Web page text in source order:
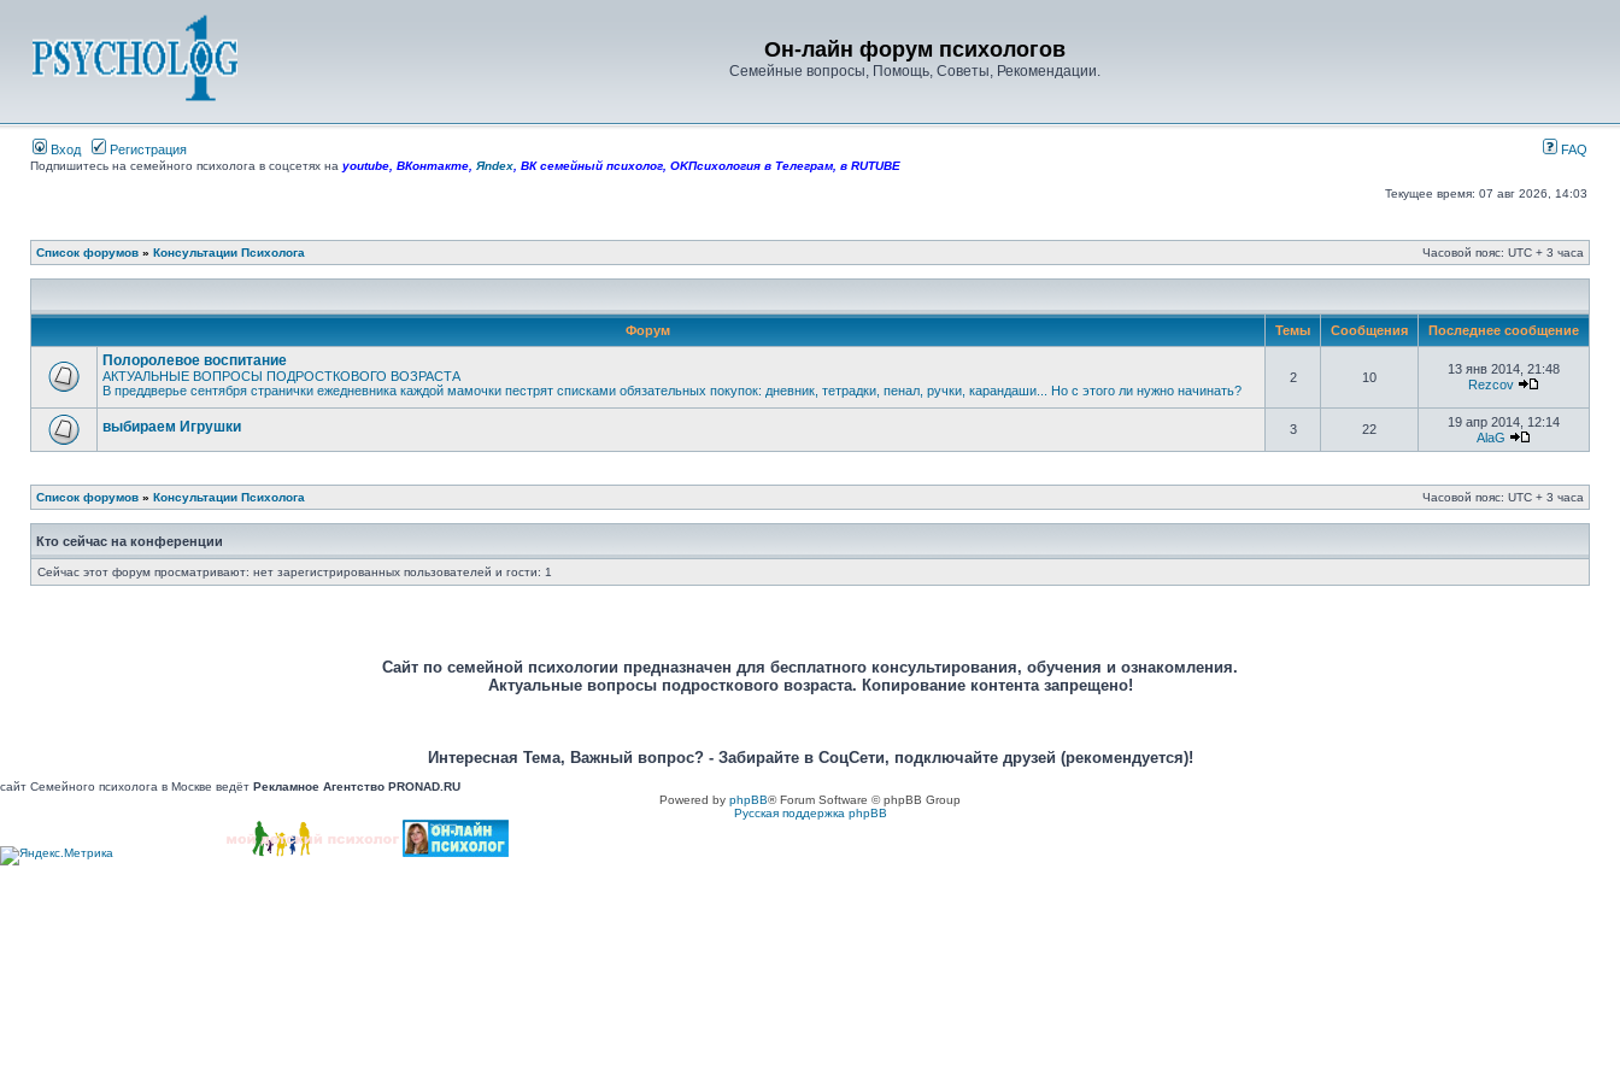
Он-лайн форум психологов
Семейные вопросы, Помощь, Советы, Рекомендации.
Вход Регистрация FAQ
Подпишитесь на семейного психолога в соцсетях на youtube ВКонтакте Яndex ВК семейный психолог OKПсихология в Телеграм, в RUTUBE
Текущее время: 07 авг 2026, 14:03
Список форумов » Консультации Психолога Часовой пояс: UTC + 3 часа
Форум Темы Сообщения Последнее сообщение
Полоролевое воспитание
АКТУАЛЬНЫЕ ВОПРОСЫ ПОДРОСТКОВОГО ВОЗРАСТА
В преддверье сентября странички ежедневника каждой мамочки пестрят списками обязательных покупок: дневник, тетрадки, пенал, ручки, карандаши... Но с этого ли нужно начинать?
2 10
13 янв 2014, 21:48
Rezcov
выбираем Игрушки 3 22
19 апр 2014, 12:14
AlaG
Список форумов » Консультации Психолога Часовой пояс: UTC + 3 часа
Кто сейчас на конференции
Сейчас этот форум просматривают: нет зарегистрированных пользователей и гости: 1
Сайт по семейной психологии предназначен для бесплатного консультирования, обучения и ознакомления.
Актуальные вопросы подросткового возраста. Копирование контента запрещено!
Интересная Тема, Важный вопрос? - Забирайте в СоцСети, подключайте друзей (рекомендуется)!
сайт Семейного психолога в Москве ведёт Рекламное Агентство PRONAD.RU
Powered by phpBB® Forum Software © phpBB Group
Русская поддержка phpBB